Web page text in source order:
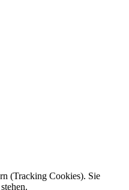
(Tracking Cookies). Sie